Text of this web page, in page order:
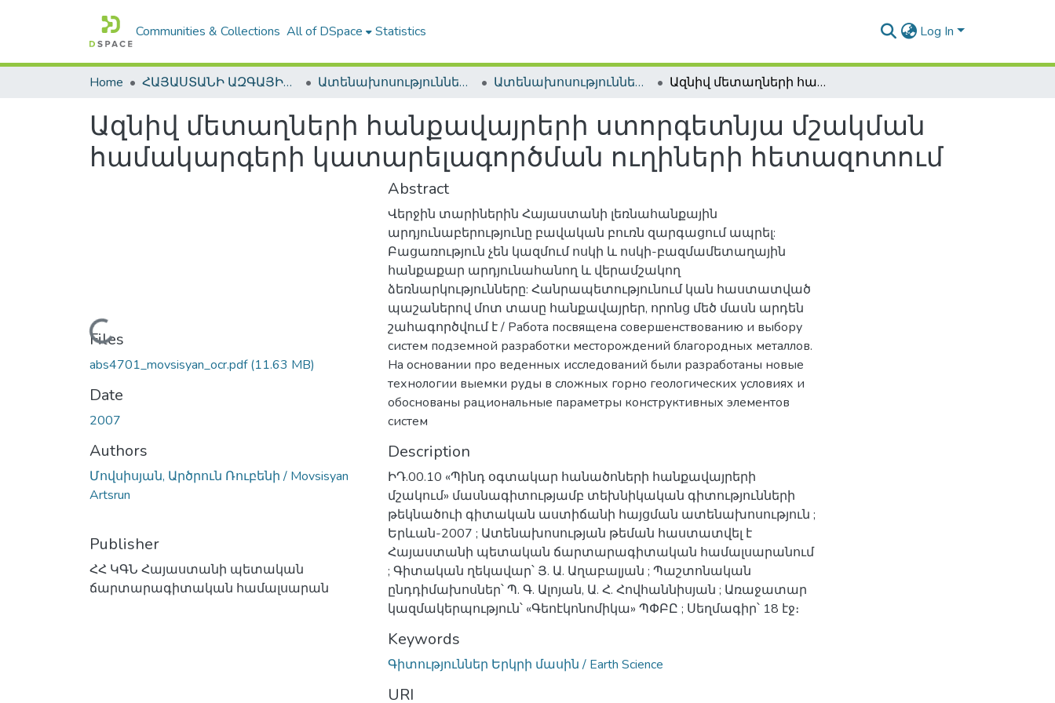
Communities & Collections All of DSpace Statistics Log In
Home ՀԱՅԱՍՏԱՆԻ ԱԶԳԱՅԻՆ ԳՐԱԴԱՐԱՆԻ ԹՎԱՅԻՆ ՊԱՀՈՑ / DIGITAL REPOSITORY OF NLA Ատենախոսություններ և սեղմագրեր / Theses & Abstracts Ատենախոսություններ և սեղմագրեր / Theses & Abstracts Ազնիվ մետաղների հանքավայրերի ստորգետնյա մշակման համակարգերի կատարելագործման ուղիների հետազոտում
Ազնիվ մետաղների հանքավայրերի ստորգետնյա մշակման
համակարգերի կատարելագործման ուղիների հետազոտում
Loading...
Files
abs4701_movsisyan_ocr.pdf(11.63 MB)
Date
2007
Authors
Մովսիսյան, Արծրուն Ռուբենի / Movsisyan
Artsrun
Publisher
ՀՀ ԿԳՆ Հայաստանի պետական
ճարտարագիտական համալսարան
Abstract
Վերջին տարիներին Հայաստանի լեռնահանքային
արդյունաբերությունը բավական բուռն զարգացում ապրել:
Բացառություն չեն կազմում ոսկի և ոսկի-բազմամետաղային
հանքաքար արդյունահանող և վերամշակող
ձեռնարկությունները: Հանրապետությունում կան հաստատված
պաշաներով մոտ տասը հանքավայրեր, որոնց մեծ մասն արդեն
շահագործվում է / Работа посвящена совершенствованию и выбору
систем подземной разработки месторождений благородных металлов.
На основании про веденных исследований были разработаны новые
технологии выемки руды в сложных горно геологических условиях и
обоснованы рациональные параметры конструктивных элементов
систем
Description
ԻԴ.00.10 «Պինդ օգտակար հանածոների հանքավայրերի
մշակում» մասնագիտությամբ տեխնիկական գիտությունների
թեկնածուի գիտական աստիճանի հայցման ատենախոսություն ;
Երևան-2007 ; Ատենախոսության թեման հաստատվել է
Հայաստանի պետական ճարտարագիտական համալսարանում
; Գիտական ղեկավար՝ Յ. Ա. Աղաբալյան ; Պաշտոնական
ընդդիմախոսներ՝ Պ. Գ. Ալոյան, Ա. Հ. Հովհաննիսյան ; Առաջատար
կազմակերպություն՝ «Գեոէկոնոմիկա» ՊՓԲԸ ; Սեղմագիր՝ 18 էջ։
Keywords
Գիտություններ Երկրի մասին / Earth Science
URI